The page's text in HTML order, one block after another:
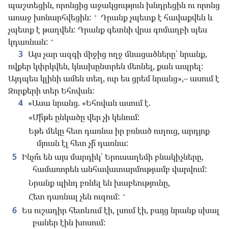
պաշտեցին, որոնցից աջակցություն խնդրեցին ու որոնց
առաջ խոնարհվեցին: + Դրանք չպետք է հավաքվեն և
չպետք է թաղվեն: Դրանք գետնի վրա գոմաղբի պես
կդառնան: +
3 Այս չար ազգի միջից ողջ մնացածները՝ նրանք,
ովքեր կփրկվեն, կնախընտրեն մեռնել, քան ապրել:
Այդպես կլինի ամեն տեղ, ուր ես ցրեմ նրանց»,– ասում է
Զորքերի տեր Եհովան:
4 «Ասա նրանց. «Եհովան ասում է.
«Մի՞թե ընկածը վեր չի կենում:
Եթե մեկը հետ դառնա իր բռնած ուղուց, արդյոք
մյուսն էլ հետ չի՞ դառնա:
5 Ինչո՞ւ են այս մարդիկ՝ Երուսաղեմի բնակիչները,
համառորեն անհավատարմությամբ վարվում:
Նրանք պինդ բռնել են խաբեությունը,
Հետ դառնալ չեն ուզում: +
6 Ես ուշադիր հետևում էի, լսում էի, բայց նրանք սխալ
բաներ էին խոսում: